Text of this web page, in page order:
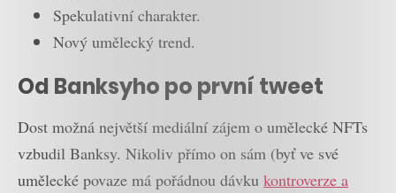
Spekulativní charakter.
Nový umělecký trend.
Od Banksyho po první tweet
Dost možná největší mediální zájem o umělecké NFTs
vzbudil Banksy. Nikoliv přímo on sám (byť ve své
umělecké povaze má pořádnou dávku kontroverze a